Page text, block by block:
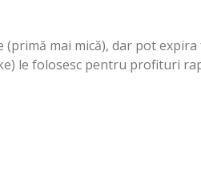
mai mică), dar pot
le folosesc pentru profituri